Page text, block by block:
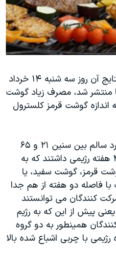
ایران
صلح
«سی‌پک»
بنا به پژوهش جدیدی که نتایج آن روز سه شنبه ۱۴ خرداد
منتشر شد، مصرف زیاد گوشت
گوشت قرمز کلسترول
در این پژوهش ۱۱۳ زن و مرد سالم بین سنین ۲۱ و ۶۵
شرکت کردند. آنها در طول ۴ هفته رژیمی داشتند که به
قرمز، گوشت سفید، یا
فاصله دو هفته از هم جدا
کنندگان می توانستند
پیش از این که به رژیم
همینطور به دو گروه
با چربی اشباع شده بالا